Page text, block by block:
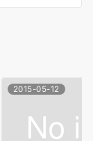
2015-05-12